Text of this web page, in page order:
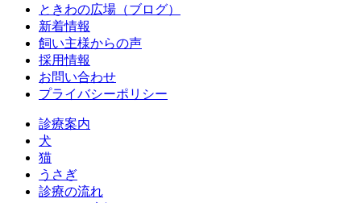
ときわの広場（ブログ）
新着情報
飼い主様からの声
採用情報
お問い合わせ
プライバシーポリシー
診療案内
犬
猫
うさぎ
診療の流れ